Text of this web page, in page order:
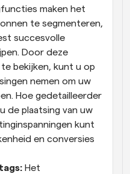
maken het
te segmenteren,
succesvolle
Door deze
bekijken, kunt u op
nemen om uw
Hoe gedetailleerder
de plaatsing van uw
kunt
en conversies
Het